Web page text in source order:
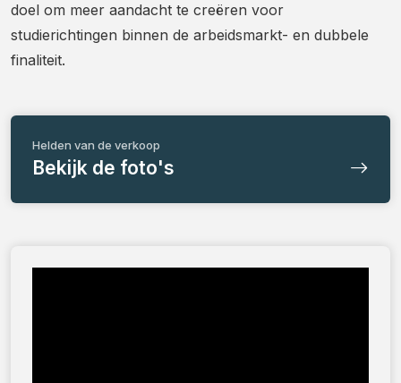
doel om meer aandacht te creëren voor
studierichtingen binnen de arbeidsmarkt- en dubbele
finaliteit.
Helden van de verkoop
Bekijk de foto's